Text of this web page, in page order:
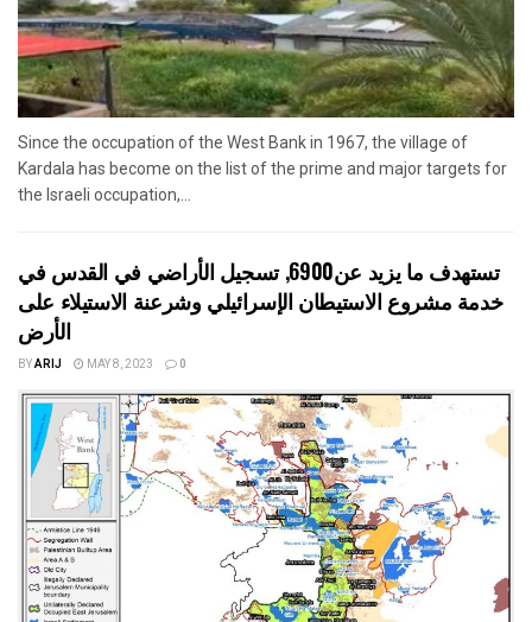
Since the occupation of the West Bank in 1967, the village of
Kardala has become on the list of the prime and major targets for
the Israeli occupation,...
تستهدف ما يزيد عن6900, تسجيل الأراضي في القدس في
خدمة مشروع الاستيطان الإسرائيلي وشرعنة الاستيلاء على
الأرض
BYARIJ MAY 8, 2023 0